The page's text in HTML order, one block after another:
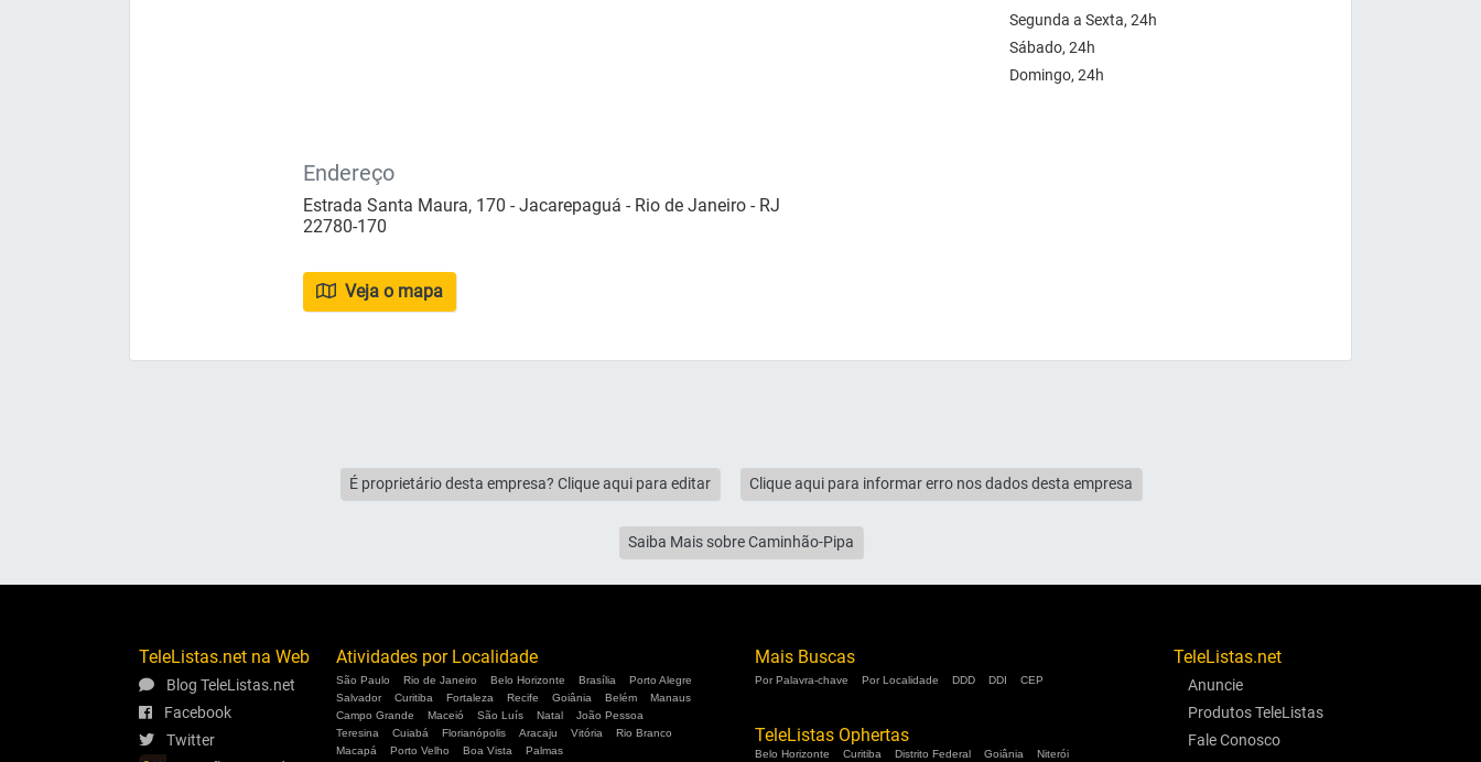
Segunda a Sexta, 24h
Sábado, 24h
Domingo, 24h
Endereço
Estrada Santa Maura, 170 - Jacarepaguá - Rio de Janeiro - RJ
22780-170
Veja o mapa
É proprietário desta empresa? Clique aqui para editar Clique aqui para informar erro nos dados desta empresa
Saiba Mais sobre Caminhão-Pipa
TeleListas.net na Web
Blog TeleListas.net
Facebook
Twitter
Atividades por Localidade
São Paulo Rio de Janeiro Belo Horizonte Brasília
Porto Alegre
Salvador
Curitiba Fortaleza Recife Goiânia Belém
Manaus
Campo Grande
Maceió São Luís Natal
João Pessoa
Teresina
Cuiabá Florianópolis Aracaju Vitória
Rio Branco
Macapá
Porto Velho Boa Vista Palmas
Mais Buscas
Por Palavra-chave Por Localidade DDD DDI CEP
TeleListas Ophertas
Belo Horizonte Curitiba Distrito Federal Goiânia Niterói
TeleListas.net
Anuncie
Produtos TeleListas
Fale Conosco